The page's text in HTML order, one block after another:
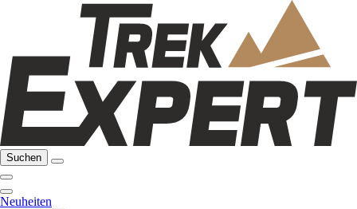
Suchen
Neuheiten